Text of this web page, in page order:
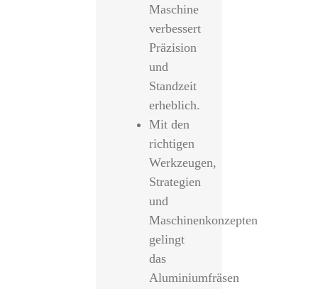
Maschine
verbessert
Präzision
und
Standzeit
erheblich.
Mit den
richtigen
Werkzeugen,
Strategien
und
Maschinenkonzepten
gelingt
das
Aluminiumfräsen